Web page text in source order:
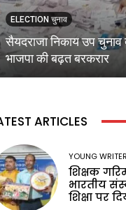
ELECTION चुनाव
सैयदराजा निकाय उप
भाजपा की बढ़त बरकरार
ARTICLES
YOUNG WRITER
शिक्षक
भारतीय
शिक्षा पर